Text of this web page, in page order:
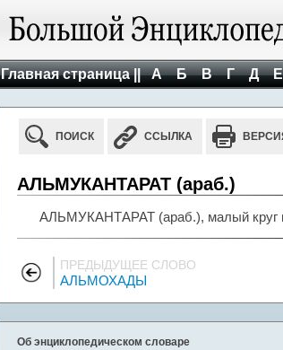
Главная страница || А Б В Г Д
ПОИСК ССЫЛКА
АЛЬМУКАНТАРАТ (араб.)
АЛЬМУКАНТАРАТ (араб.), малый круг
ПРЕДЫДУЩЕЕ СЛОВО
АЛЬМОХАДЫ
Об энциклопедическом словаре